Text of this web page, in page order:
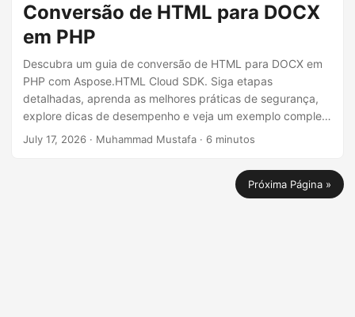
Conversão de HTML para DOCX
em PHP
Descubra um guia de conversão de HTML para DOCX em
PHP com Aspose.HTML Cloud SDK. Siga etapas
detalhadas, aprenda as melhores práticas de segurança,
explore dicas de desempenho e veja um exemplo completo
que ajuda a gerar documentos Word de alta qualidade a
July 17, 2026 · Muhammad Mustafa · 6 minutos
Próxima Página »